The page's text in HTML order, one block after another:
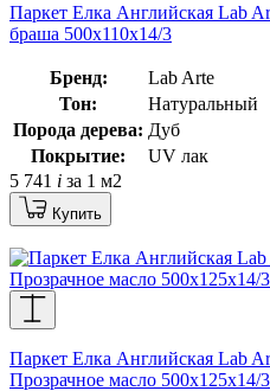
Паркет Елка Английская Lab
браша 500х110х14/3
Бренд:
Lab Arte
Тон:
Натуральный
Порода дерева: Дуб
Покрытие:
UV лак
5 741 i за 1 м2
Купить
Паркет Елка Английская Lab
Прозрачное масло 500х125х14/3